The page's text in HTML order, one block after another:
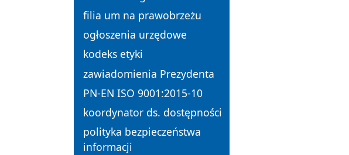
filia um na prawobrzeżu
ogłoszenia urzędowe
kodeks etyki
zawiadomienia Prezydenta
PN-EN ISO 9001:2015-10
koordynator ds. dostępności
polityka bezpieczeństwa
informacji